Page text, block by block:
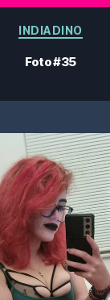
Kategorier
INDIADINO
Foto #35